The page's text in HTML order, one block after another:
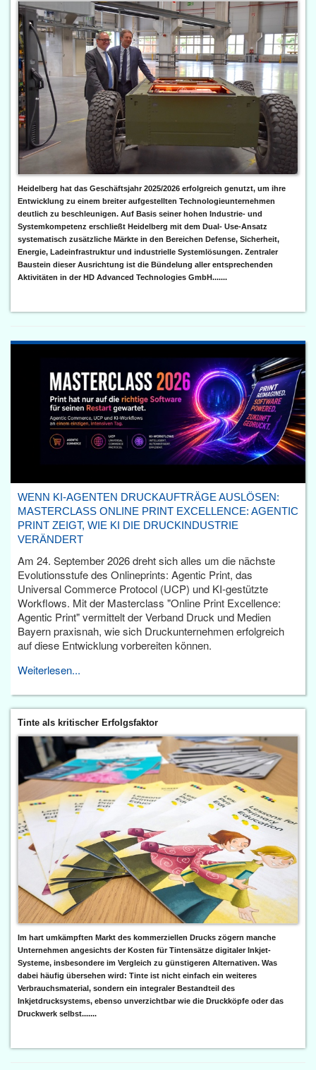
Heidelberg hat das Geschäftsjahr 2025/2026 erfolgreich genutzt, um ihre
Entwicklung zu einem breiter aufgestellten Technologieunternehmen
deutlich zu beschleunigen. Auf Basis seiner hohen Industrie- und
Systemkompetenz erschließt Heidelberg mit dem Dual- Use-Ansatz
systematisch zusätzliche Märkte in den Bereichen Defense, Sicherheit,
Energie, Ladeinfrastruktur und industrielle Systemlösungen. Zentraler
Baustein dieser Ausrichtung ist die Bündelung aller entsprechenden
Aktivitäten in der HD Advanced Technologies GmbH.......
WENN KI-AGENTEN DRUCKAUFTRÄGE AUSLÖSEN:
MASTERCLASS ONLINE PRINT EXCELLENCE: AGENTIC
PRINT ZEIGT, WIE KI DIE DRUCKINDUSTRIE
VERÄNDERT
Am 24. September 2026 dreht sich alles um die nächste
Evolutionsstufe des Onlineprints: Agentic Print, das
Universal Commerce Protocol (UCP) und KI-gestützte
Workflows. Mit der Masterclass "Online Print Excellence:
Agentic Print" vermittelt der Verband Druck und Medien
Bayern praxisnah, wie sich Druckunternehmen erfolgreich
auf diese Entwicklung vorbereiten können.
Weiterlesen...
Tinte als kritischer Erfolgsfaktor
Im hart umkämpften Markt des kommerziellen Drucks zögern manche
Unternehmen angesichts der Kosten für Tintensätze digitaler Inkjet-
Systeme, insbesondere im Vergleich zu günstigeren Alternativen. Was
dabei häufig übersehen wird: Tinte ist nicht einfach ein weiteres
Verbrauchsmaterial, sondern ein integraler Bestandteil des
Inkjetdrucksystems, ebenso unverzichtbar wie die Druckköpfe oder das
Druckwerk selbst.......